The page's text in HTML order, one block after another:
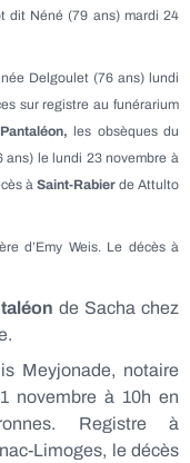
dit Néné (79 ans) mardi 24
Delgoulet (76 ans) lundi
sur registre au funérarium
les obsèques du
ans) le lundi 23 novembre à
à Saint-Rabierde Attulto
d’Emy Weis. Le décès à
de Sacha chez
Meyjonade, notaire
novembre à 10h en
Registre à
Limoges, le décès